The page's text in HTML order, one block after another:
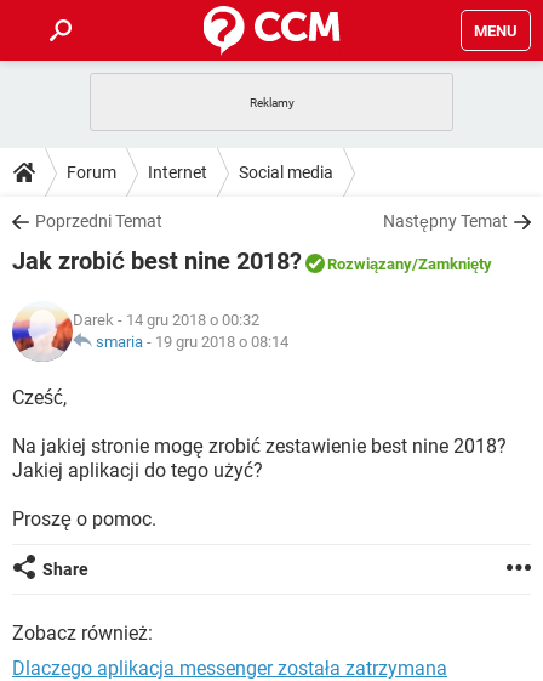
MENU
GRY WHATSAPP
SPOTIFY
INSTAGRAM FACEBOOK
PORADY
PlayStation
INSTAGRAM
WINDOWS 10
DO POBRANIA
ANDROID TIKTOK
IOS
INSTAGRAM
COVID-19
GRY
SPOTIFY
INSTAGRAM FACEBOOK
ARTYKUŁY
COVID-19
SPOTIFY
WINDOWS 10
Forum Internet Social media
Poprzedni Temat Następny Temat
Jak zrobić best nine 2018? Rozwiązany/Zamknięty
Darek - 14 gru 2018 o 00:32
smaria - 19 gru 2018 o 08:14
Cześć,
Na jakiej stronie mogę zrobić zestawienie best nine 2018?
Jakiej aplikacji do tego użyć?
Proszę o pomoc.
Share
Zobacz również:
Dlaczego aplikacja messenger została zatrzymana